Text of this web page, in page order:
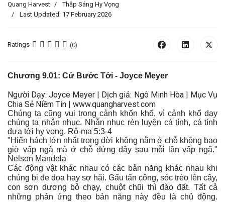
Quang Harvest
Thắp Sáng Hy Vọng
Last Updated: 17 February 2026
Ratings (0)
C hương 9.01: Cứ Bước Tới - Joyce Meyer
Người Dạy: Joyce Meyer | Dịch giả: Ngô Minh Hòa | Mục Vụ
Chia Sẻ Niềm Tin | www.quangharvest.com
Chúng ta cũng vui trong cảnh khốn khổ, vì cảnh khổ dạy
chúng ta nhẫn nhục. Nhẫn nhục rèn luyện cá tính, cá tính
đưa tới hy vọng. Rô-ma 5:3-4
"Hiển hách lớn nhất trong đời không nằm ở chỗ không bao
giờ vấp ngã mà ở chỗ đứng dậy sau mỗi lần vấp ngã."
Nelson Mandela
Các động vật khác nhau có các bản năng khác nhau khi
chúng bị đe dọa hay sợ hãi. Gấu tấn công, sóc trèo lên cây,
con sơn dương bỏ chạy, chuột chũi thì đào đất. Tất cả
những phản ứng theo bản năng này đều là chủ động.